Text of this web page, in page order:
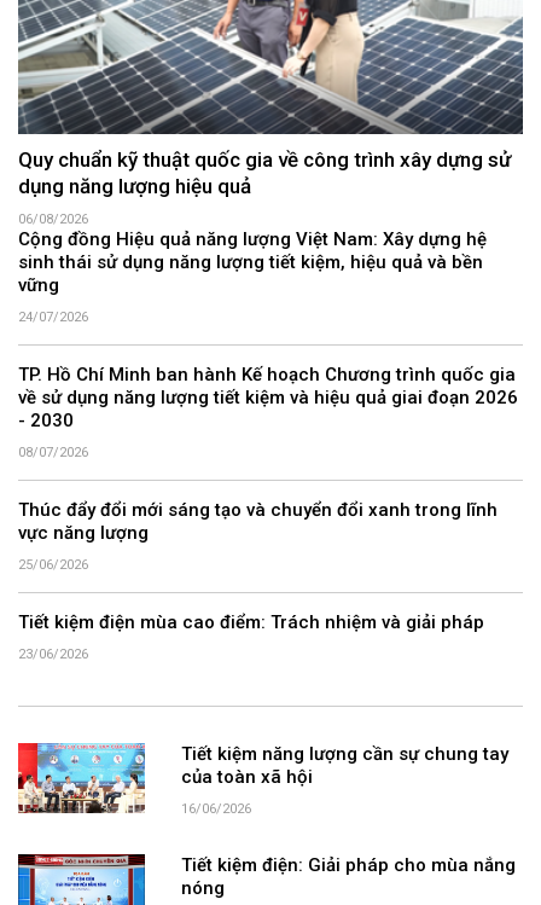
Quy chuẩn kỹ thuật quốc gia về công trình xây dựng sử
dụng năng lượng hiệu quả
06/08/2026
Cộng đồng Hiệu quả năng lượng Việt Nam: Xây dựng hệ
sinh thái sử dụng năng lượng tiết kiệm, hiệu quả và bền
vững
24/07/2026
TP. Hồ Chí Minh ban hành Kế hoạch Chương trình quốc gia
về sử dụng năng lượng tiết kiệm và hiệu quả giai đoạn 2026
- 2030
08/07/2026
Thúc đẩy đổi mới sáng tạo và chuyển đổi xanh trong lĩnh
vực năng lượng
25/06/2026
Tiết kiệm điện mùa cao điểm: Trách nhiệm và giải pháp
23/06/2026
Tiết kiệm năng lượng cần sự chung tay
của toàn xã hội
16/06/2026
Tiết kiệm điện: Giải pháp cho mùa nắng
nóng